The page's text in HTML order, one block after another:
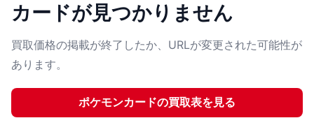
カードが見つかりません
買取価格の掲載が終了したか、URLが変更された可能性が
あります。
ポケモンカードの買取表を見る